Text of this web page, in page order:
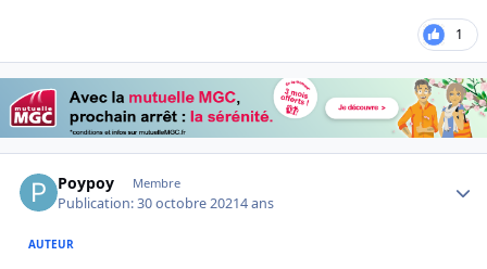
1
Poypoy Membre
Publication:30 octobre 20214 ans
AUTEUR